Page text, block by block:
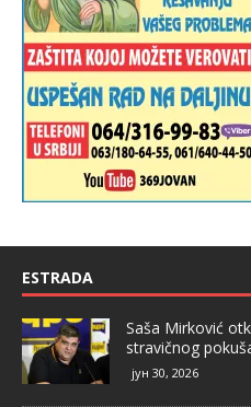
ESTRADA
Saša Mirković
stravičnog
јун 30, 2026